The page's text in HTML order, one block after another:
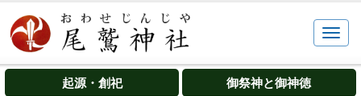
起源・創祀 御祭神と御神徳